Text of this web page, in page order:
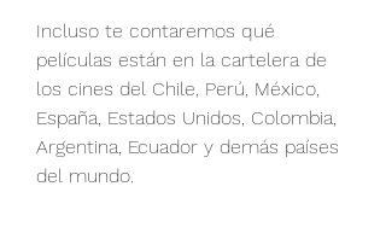
Incluso te contaremos qué
películas están en la cartelera de
los cines del Chile, Perú, México,
España, Estados Unidos, Colombia,
Argentina, Ecuador y demás países
del mundo.